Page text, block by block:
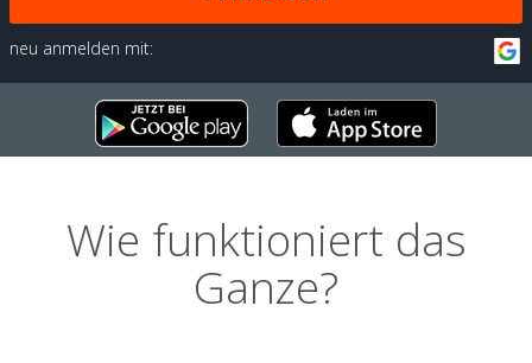
neu anmelden mit:
Wie funktioniert das
Ganze?